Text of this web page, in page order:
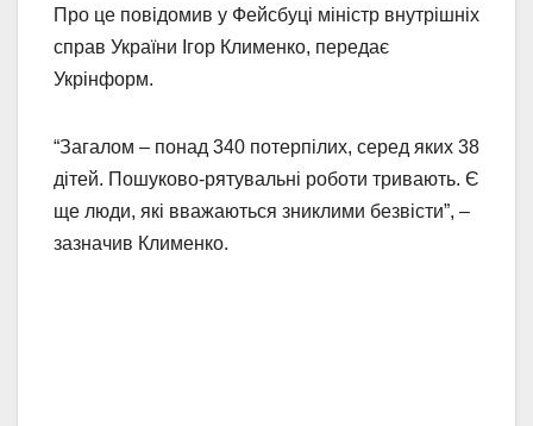
Про це повідомив у Фейсбуці міністр внутрішніх
справ України Ігор Клименко, передає
Укрінформ.
“Загалом – понад 340 потерпілих, серед яких 38
дітей. Пошуково-рятувальні роботи тривають. Є
ще люди, які вважаються зниклими безвісти”, –
зазначив Клименко.